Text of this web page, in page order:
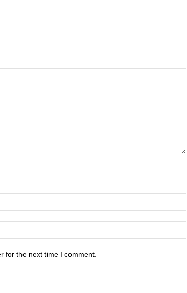
for the next time I comment.